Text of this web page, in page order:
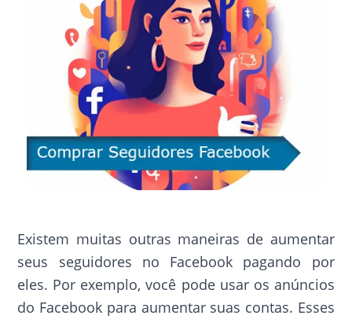
Existem muitas outras maneiras de aumentar
seus seguidores no Facebook pagando por
eles. Por exemplo, você pode usar os anúncios
do Facebook para aumentar suas contas. Esses